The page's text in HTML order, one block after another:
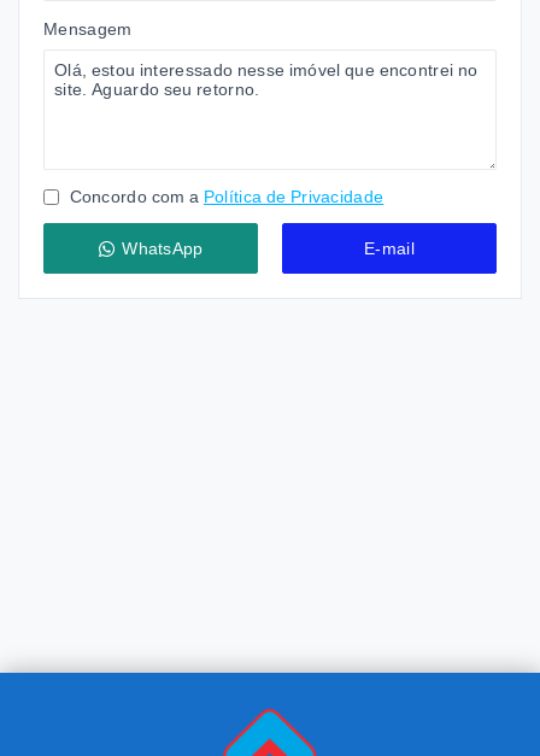
Mensagem
Concordo com a Política de Privacidade
WhatsApp E-mail